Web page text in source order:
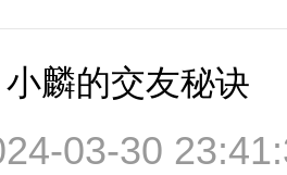
麟的交友秘诀
03-30